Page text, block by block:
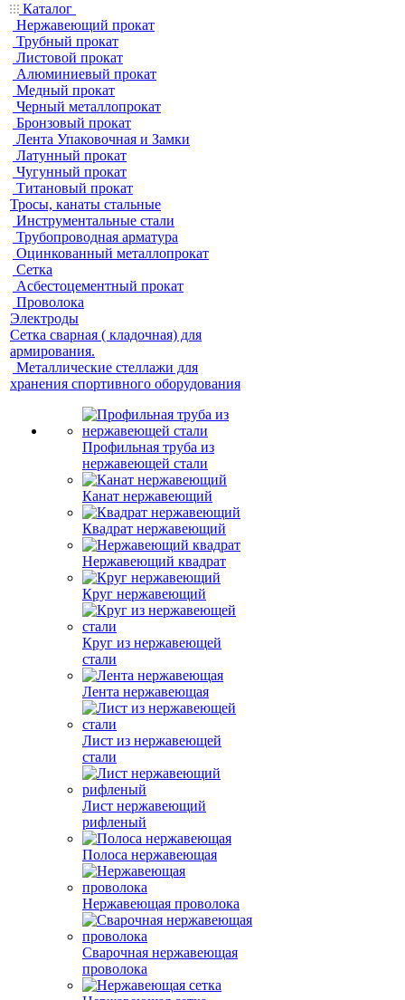
Каталог
Нержавеющий прокат
Трубный прокат
Листовой прокат
Алюминиевый прокат
Медный прокат
Черный металлопрокат
Бронзовый прокат
Лента Упаковочная и Замки
Латунный прокат
Чугунный прокат
Титановый прокат
Тросы, канаты стальные
Инструментальные стали
Трубопроводная арматура
Оцинкованный металлопрокат
Сетка
Асбестоцементный прокат
Проволока
Электроды
Сетка сварная ( кладочная) для
армирования.
Металлические стеллажи для
хранения спортивного оборудования
Профильная труба из
нержавеющей стали
Канат нержавеющий
Квадрат нержавеющий
Нержавеющий квадрат
Круг нержавеющий
Круг из нержавеющей
стали
Лента нержавеющая
Лист из нержавеющей
стали
Лист нержавеющий
рифленый
Полоса нержавеющая
Нержавеющая проволока
Сварочная нержавеющая
проволока